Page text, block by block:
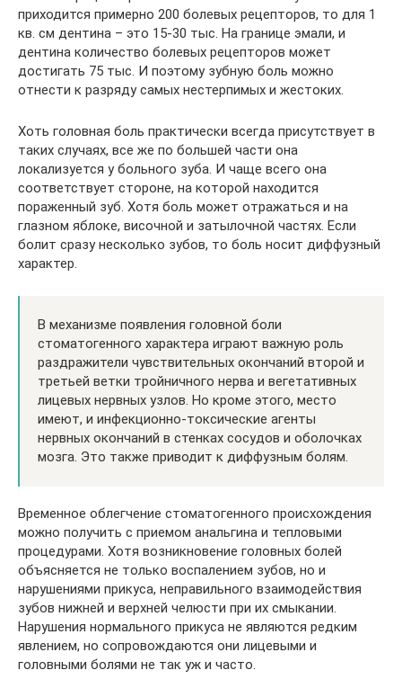
приходится примерно 200 болевых рецепторов, то для 1
кв. см дентина – это 15-30 тыс. На границе эмали, и
дентина количество болевых рецепторов может
достигать 75 тыс. И поэтому зубную боль можно
отнести к разряду самых нестерпимых и жестоких.
Хоть головная боль практически всегда присутствует в
таких случаях, все же по большей части она
локализуется у больного зуба. И чаще всего она
соответствует стороне, на которой находится
пораженный зуб. Хотя боль может отражаться и на
глазном яблоке, височной и затылочной частях. Если
болит сразу несколько зубов, то боль носит диффузный
характер.
В механизме появления головной боли
стоматогенного характера играют важную роль
раздражители чувствительных окончаний второй и
третьей ветки тройничного нерва и вегетативных
лицевых нервных узлов. Но кроме этого, место
имеют, и инфекционно-токсические агенты
нервных окончаний в стенках сосудов и оболочках
мозга. Это также приводит к диффузным болям.
Временное облегчение стоматогенного происхождения
можно получить с приемом анальгина и тепловыми
процедурами. Хотя возникновение головных болей
объясняется не только воспалением зубов, но и
нарушениями прикуса, неправильного взаимодействия
зубов нижней и верхней челюсти при их смыкании.
Нарушения нормального прикуса не являются редким
явлением, но сопровождаются они лицевыми и
головными болями не так уж и часто.